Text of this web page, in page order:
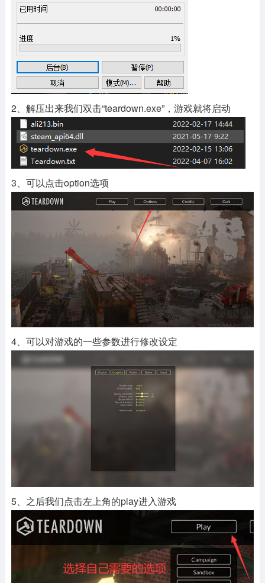
2、解压出来我们双击“teardown.exe”，游戏就将启动
3、可以点击option选项
4、可以对游戏的一些参数进行修改设定
5、之后我们点击左上角的play进入游戏